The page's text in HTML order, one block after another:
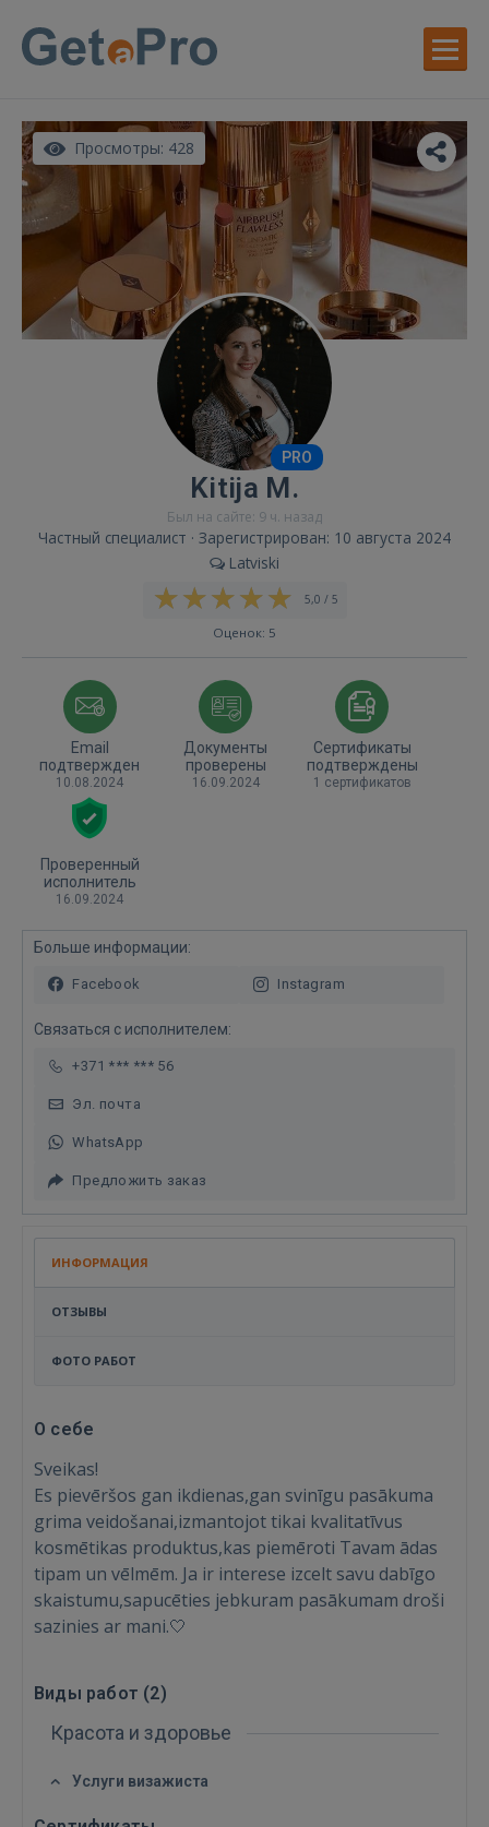
Войти
Забыли пароль?
Просмотры: 428
PRO
Kitija M.
Был на сайте: 9 ч. назад
Частный специалист · Зарегистрирован: 10 августа 2024
Latviski
5,0 / 5
Оценок: 5
Email
подтвержден
10.08.2024
Документы
проверены
16.09.2024
Сертификаты
подтверждены
1 сертификатов
Проверенный
исполнитель
16.09.2024
Больше информации:
Facebook Instagram
Связаться с исполнителем:
+371 *** *** 56
Эл. почта
WhatsApp
Предложить заказ
ИНФОРМАЦИЯ
ОТЗЫВЫ
ФОТО РАБОТ
О себе
Sveikas!
Es pievēršos gan ikdienas,gan svinīgu pasākuma
grima veidošanai,izmantojot tikai kvalitatīvus
kosmētikas produktus,kas piemēroti Tavam ādas
tipam un vēlmēm. Ja ir interese izcelt savu dabīgo
skaistumu,sapucēties jebkuram pasākumam droši
sazinies ar mani.🤍
Виды работ (2)
Красота и здоровье
Услуги визажиста